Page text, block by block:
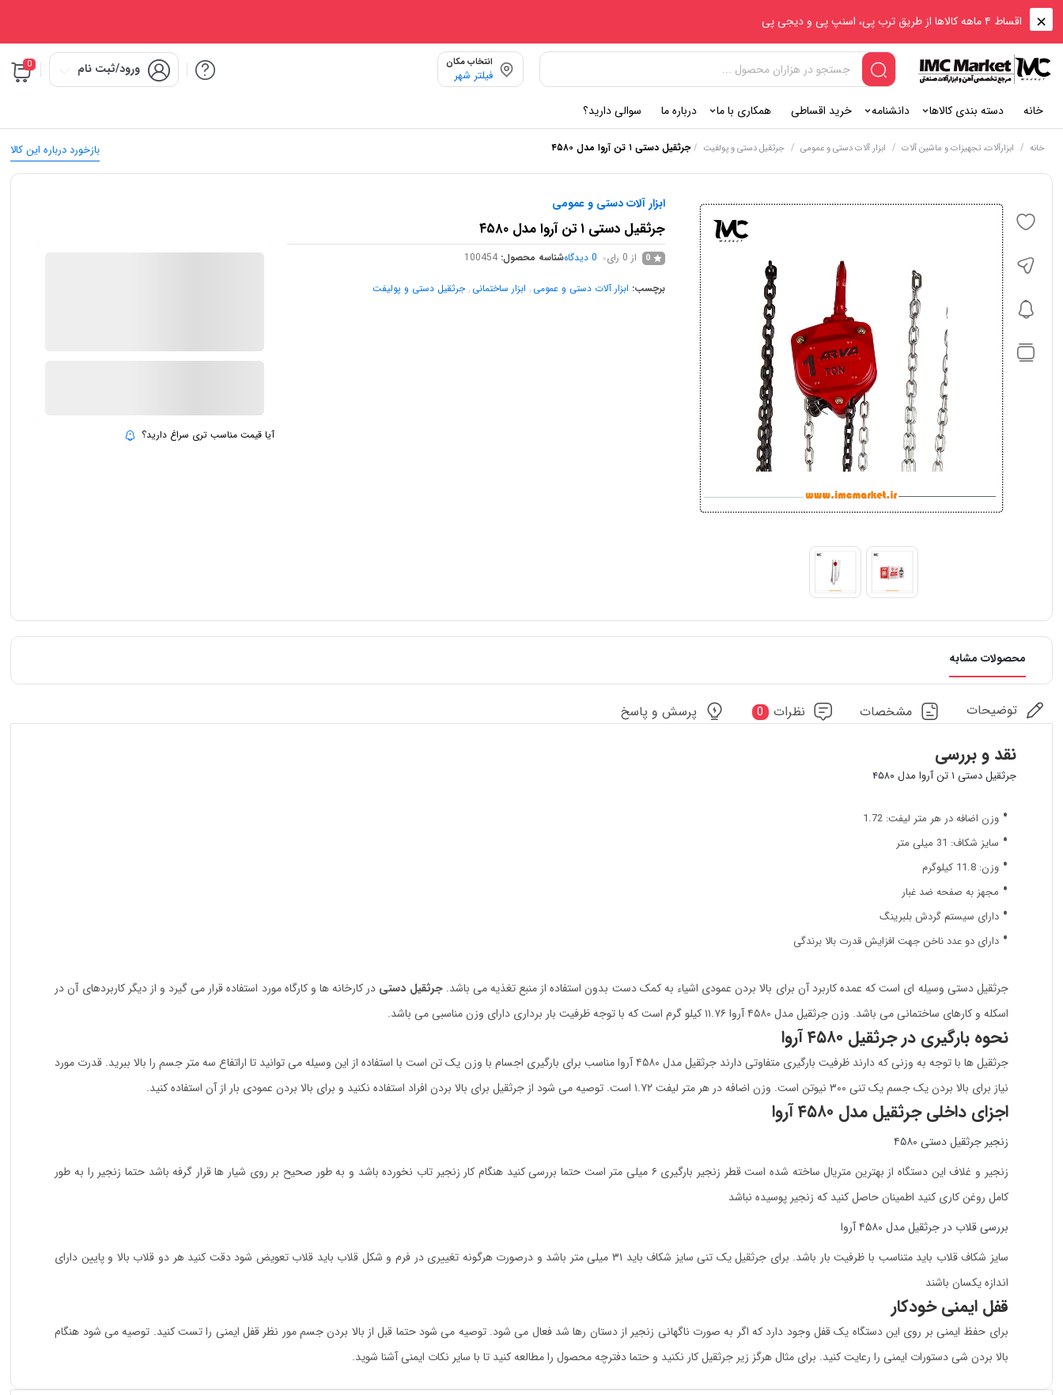
اقساط ۴ ماهه کالاها از طریق ترب پی، اسنپ پی و دیجی پی
انتخاب مکان
فیلتر شهر ورود/ثبت نام 0
خانه دسته بندی کالاها دانشنامه خرید اقساطی همکاری با ما درباره ما سوالی دارید؟
بازخورد درباره این کالا خانه / ابزارآلات، تجهیزات و ماشین آلات / ابزار آلات دستی و عمومی / جرثقیل دستی و پولفیت /جرثقیل دستی ۱ تن آروا مدل ۴۵۸۰
ابزار آلات دستی و عمومی
جرثقیل دستی ۱ تن آروا مدل ۴۵۸۰
0 از 0 رای 0 دیدگاهشناسه محصول:100454
برچسب: ابزار آلات دستی و عمومی , ابزار ساختمانی ,جرثقیل دستی و پولیفت
آیا قیمت مناسب تری سراغ دارید؟
محصولات مشابه
توضیحات مشخصات نظرات 0 پرسش و پاسخ
نقد و بررسی
جرثقیل دستی ۱ تن آروا مدل ۴۵۸۰
وزن اضافه در هر متر لیفت: 1.72
سایز شکاف: 31 میلی متر
وزن: 11.8 کیلوگرم
مجهز به صفحه ضد غبار
دارای سیستم گردش بلبرینگ
دارای دو عدد ناخن جهت افزایش قدرت بالا برندگی
جرثقیل دستی وسیله ای است که عمده کاربرد آن برای بالا بردن عمودی اشیاء به کمک دست بدون استفاده از منبع تغذیه می باشد.جرثقیل دستی در کارخانه ها و کارگاه مورد استفاده قرار می گیرد و از دیگر کاربردهای آن در
اسکله و کارهای ساختمانی می باشد. وزن جرثقیل مدل ۴۵۸۰ آروا ۱۱.۷۶ کیلو گرم است که با توجه ظرفیت بار برداری دارای وزن مناسبی می باشد.
نحوه بارگیری در جرثقیل ۴۵۸۰ آروا
جرثقیل ها با توجه به وزنی که دارند ظرفیت بارگیری متفاوتی دارند جرثقیل مدل ۴۵۸۰ آروا مناسب برای بارگیری اجسام با وزن یک تن است با استفاده از این وسیله می توانید تا اراتفاع سه متر جسم را بالا ببرید. قدرت مورد
نیاز برای بالا بردن یک جسم یک تنی ۳۰۰ نیوتن است. وزن اضافه در هر متر لیفت ۱.۷۲ است. توصیه می شود از جرثقیل برای بالا بردن افراد استفاده نکنید و برای بالا بردن عمودی بار از آن استفاده کنید.
اجزای داخلی جرثقیل مدل ۴۵۸۰ آروا
زنجیر جرثقیل دستی ۴۵۸۰
زنجیر و غلاف این دستگاه از بهترین متریال ساخته شده است قطر زنجیر بارگیری ۶ میلی متر است حتما بررسی کنید هنگام کار زنجیر تاب نخورده باشد و به طور صحیح بر روی شیار ها قرار گرفه باشد حتما زنجیر را به طور
کامل روغن کاری کنید اطمینان حاصل کنید که زنجیر پوسیده نباشد
بررسی قلاب در جرثقیل مدل ۴۵۸۰ آروا
سایز شکاف قلاب باید متناسب با ظرفیت بار باشد. برای جرثقیل یک تنی سایز شکاف باید ۳۱ میلی متر باشد و درصورت هرگونه تغییری در فرم و شکل قلاب باید قلاب تعویض شود دقت کنید هر دو قلاب بالا و پایین دارای
اندازه یکسان باشند
قفل ایمنی خودکار
برای حفظ ایمنی بر روی این دستگاه یک قفل وجود دارد که اگر به صورت ناگهانی زنجیر از دستان رها شد فعال می شود. توصیه می شود حتما قبل از بالا بردن جسم مور نظر قفل ایمنی را تست کنید. توصیه می شود هنگام
بالا بردن شی دستورات ایمنی را رعایت کنید. برای مثال هرگز زیر جرثقیل کار نکنید و حتما دفترچه محصول را مطالعه کنید تا با سایر نکات ایمنی آشنا شوید.